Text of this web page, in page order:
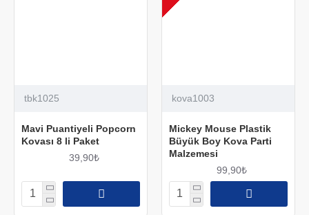
tbk1025
Mavi Puantiyeli Popcorn
Kovası 8 li Paket
39,90₺
kova1003
Mickey Mouse Plastik
Büyük Boy Kova Parti
Malzemesi
99,90₺